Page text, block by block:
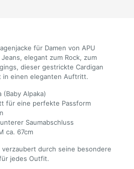
für Damen von APU
elegant zum Rock, zum
dieser gestrickte Cardigan
in einen eleganten Auftritt.
(Baby Alpaka)
für eine perfekte Passform
Saumabschluss
ca. 67cm
verzaubert durch seine besondere
jedes Outfit.